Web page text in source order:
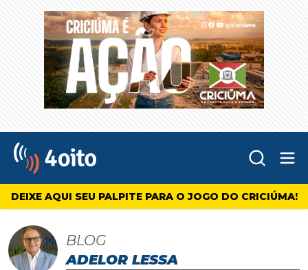
4oito
DEIXE AQUI SEU PALPITE PARA O JOGO DO CRICIÚMA!
BLOG
ADELOR LESSA